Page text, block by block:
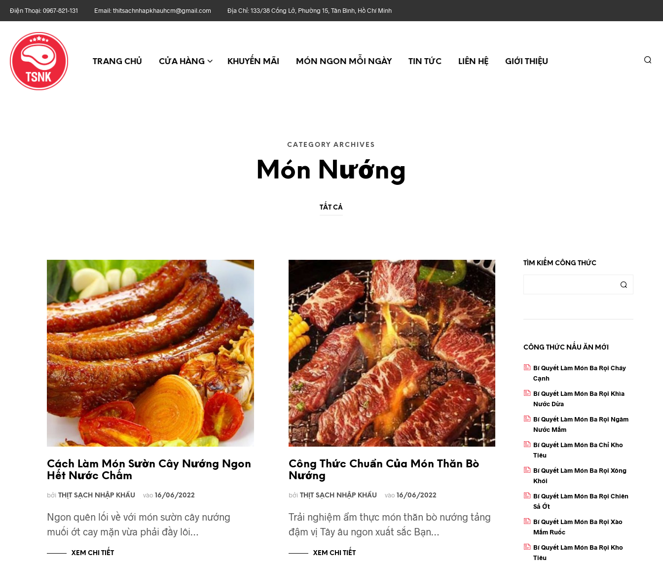
Điện Thoại: 0967-821-131 Email: thitsachnhapkhauhcm@gmail.com Địa Chỉ: 133/38 Cống Lở, Phường 15, Tân Bình, Hồ Chí Minh
TRANG CHỦ CỬA HÀNG KHUYẾN MÃI MÓN NGON MỖI NGÀY TIN TỨC LIÊN HỆ GIỚI THIỆU
CATEGORY ARCHIVES
Món Nướng
TẤT CẢ
Cách Làm Món Sườn Cây Nướng Ngon
Hết Nước Chấm
bởi THỊT SẠCH NHẬP KHẨU vào 16/06/2022
Ngon quên lối về với món sườn cây nướng
muối ớt cay mặn vừa phải đầy lôi…
XEM CHI TIẾT
Công Thức Chuẩn Của Món Thăn Bò
Nướng
bởi THỊT SẠCH NHẬP KHẨU vào 16/06/2022
Trải nghiệm ẩm thực món thăn bò nướng tảng
đậm vị Tây âu ngon xuất sắc Bạn…
XEM CHI TIẾT
TÌM KIẾM CÔNG THỨC
CÔNG THỨC NẤU ĂN MỚI
Bí Quyết Làm Món Ba Rọi Cháy
Cạnh
Bí Quyết Làm Món Ba Rọi Khìa
Nước Dừa
Bí Quyết Làm Món Ba Rọi Ngâm
Nước Mắm
Bí Quyết Làm Món Ba Chỉ Kho
Tiêu
Bí Quyết Làm Món Ba Rọi Xông
Khói
Bí Quyết Làm Món Ba Rọi Chiên
Sả Ớt
Bí Quyết Làm Món Ba Rọi Xào
Mắm Ruốc
Bí Quyết Làm Món Ba Rọi Kho
Tiêu